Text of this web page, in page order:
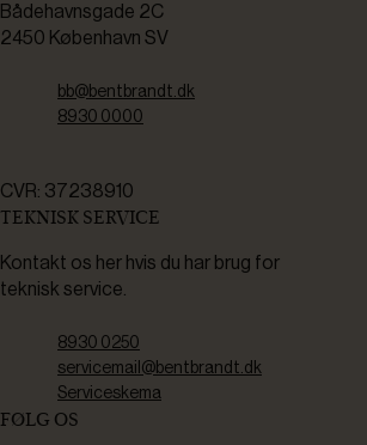
Bådehavnsgade 2C
2450 København SV
bb@bentbrandt.dk
8930 0000
CVR: 37238910
TEKNISK SERVICE
Kontakt os her hvis du har brug for
teknisk service.
8930 0250
servicemail@bentbrandt.dk
Serviceskema
FØLG OS